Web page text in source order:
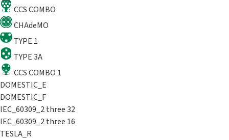
CCS COMBO
CHAdeMO
TYPE 1
TYPE 3A
CCS COMBO 1
DOMESTIC_E
DOMESTIC_F
IEC_60309_2 three 32
IEC_60309_2 three 16
TESLA_R